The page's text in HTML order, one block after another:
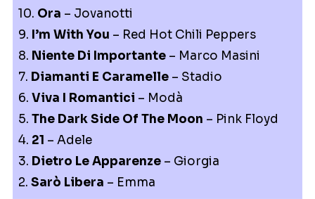
10. Ora – Jovanotti
9. I’m With You – Red Hot Chili Peppers
8. Niente Di Importante – Marco Masini
7. Diamanti E Caramelle – Stadio
6. Viva I Romantici – Modà
5. The Dark Side Of The Moon – Pink Floyd
4. 21 – Adele
3. Dietro Le Apparenze – Giorgia
2. Sarò Libera – Emma